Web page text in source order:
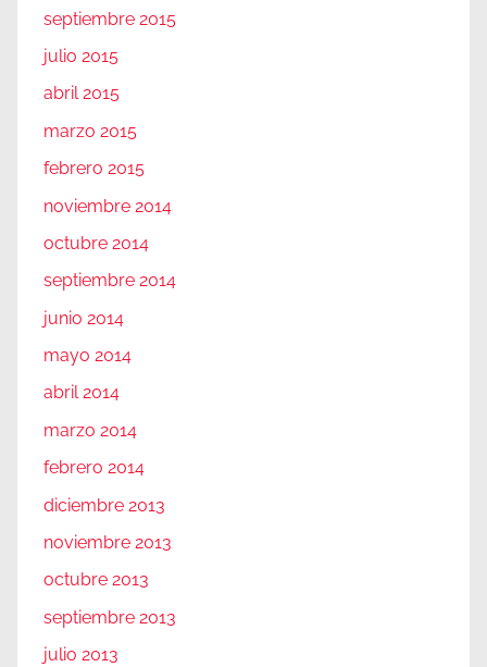
septiembre 2015
julio 2015
abril 2015
marzo 2015
febrero 2015
noviembre 2014
octubre 2014
septiembre 2014
junio 2014
mayo 2014
abril 2014
marzo 2014
febrero 2014
diciembre 2013
noviembre 2013
octubre 2013
septiembre 2013
julio 2013